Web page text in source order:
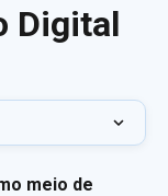
Digital
meio de